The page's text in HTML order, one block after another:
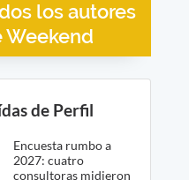
los autores
Weekend
de Perfil
Encuesta rumbo a
2027: cuatro
consultoras midieron